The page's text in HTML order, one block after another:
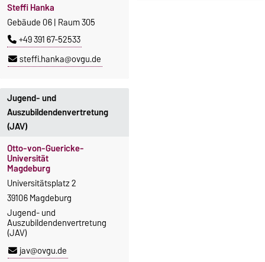
Steffi Hanka
Gebäude 06 | Raum 305
+49 391 67-52533
steffi.hanka@ovgu.de
Jugend- und
Auszubildendenvertretung
(JAV)
Otto-von-Guericke-
Universität
Magdeburg
Universitätsplatz 2
39106 Magdeburg
Jugend- und
Auszubildendenvertretung
(JAV)
jav@ovgu.de